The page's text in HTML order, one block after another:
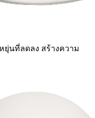
ยุ่นที่ลดลง สร้างความ